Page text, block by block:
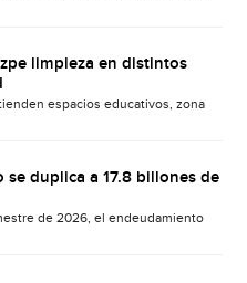
limpieza en distintos
espacios educativos, zona
duplica a 17.8 billones de
de 2026, el endeudamiento